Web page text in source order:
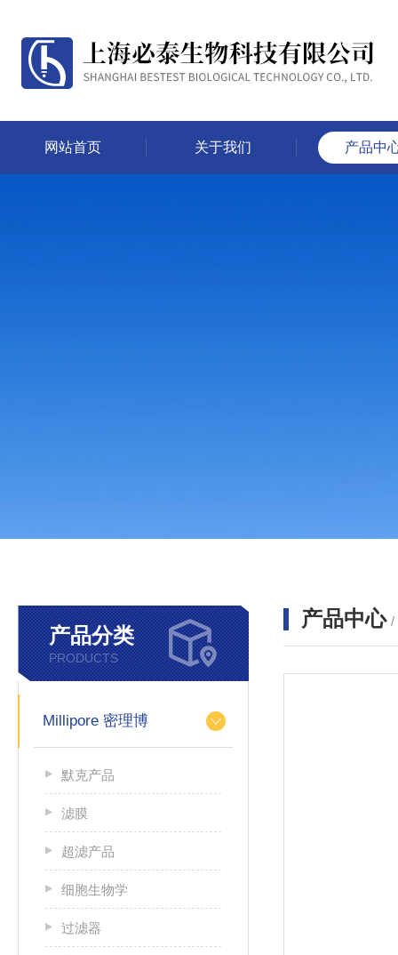
网站首页 关于我们 产品中
产品分类
PRODUCTS
Millipore 密理博
默克产品
滤膜
超滤产品
细胞生物学
过滤器
产品中心 /